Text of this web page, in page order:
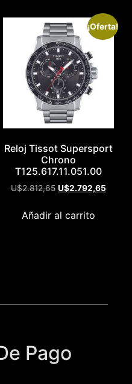
¡Oferta!
Reloj Tissot Supersport
Chrono
T125.617.11.051.00
U$2.812,65 U$2.792,65
Añadir al carrito
Pago